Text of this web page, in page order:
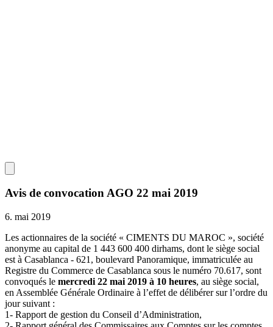
Avis de convocation AGO 22 mai 2019
6. mai 2019
Les actionnaires de la société « CIMENTS DU MAROC », société
anonyme au capital de 1 443 600 400 dirhams, dont le siège social
est à Casablanca - 621, boulevard Panoramique, immatriculée au
Registre du Commerce de Casablanca sous le numéro 70.617, sont
convoqués le mercredi 22 mai 2019 à 10 heures, au siège social,
en Assemblée Générale Ordinaire à l’effet de délibérer sur l’ordre du
jour suivant :
1- Rapport de gestion du Conseil d’Administration,